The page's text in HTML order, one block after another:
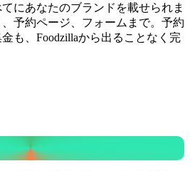
にあなたのブランドを載せられま
予約ページ、フォームまで。予約
も、Foodzillaから出ることなく完